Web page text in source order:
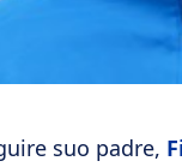
suo padre,